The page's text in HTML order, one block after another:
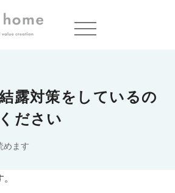
策をしているのかを聞いてください
露対策をしているの
ださい
めます